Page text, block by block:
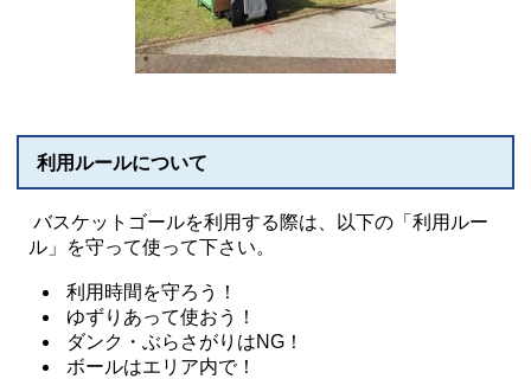
利用ルールについて
バスケットゴールを利用する際は、以下の「利用ルー
ル」を守って使って下さい。
利用時間を守ろう！
ゆずりあって使おう！
ダンク・ぶらさがりはNG！
ボールはエリア内で！